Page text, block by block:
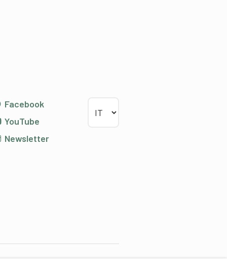
Facebook
YouTube
Newsletter